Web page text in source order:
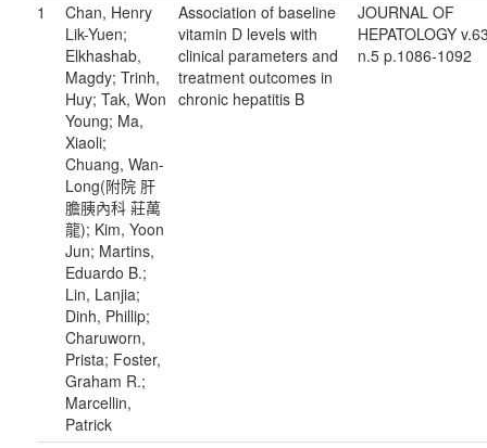
1
Chan, Henry
Lik-Yuen;
Elkhashab,
Magdy; Trinh,
Huy; Tak, Won
Young; Ma,
Xiaoli;
Chuang, Wan-
Long(附院 肝
膽胰內科 莊萬
龍); Kim, Yoon
Jun; Martins,
Eduardo B.;
Lin, Lanjia;
Dinh, Phillip;
Charuworn,
Prista; Foster,
Graham R.;
Marcellin,
Patrick
Association of baseline
vitamin D levels with
clinical parameters and
treatment outcomes in
chronic hepatitis B
JOURNAL OF
HEPATOLOGY
n.5 p.1086-1092